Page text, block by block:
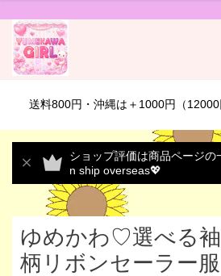
送料800円・沖縄は＋1000円（12000
ショップ評価は商品ページの
n ship overseas💖
ゆめかわ♡選べる袖
柄リボンセーラー